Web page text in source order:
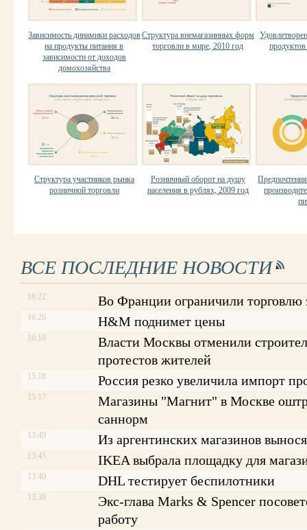
Зависимость динамики расходов
на продукты питания в
зависимости от доходов
домохозяйства
Структура внемагазинных форм
торговли в мире, 2010 год
Структура участников рынка
розничной торговли
Розничный оборот на душу
населения в рублях, 2009 год
ВСЕ ПОСЛЕДНИЕ НОВОСТИ
16:22 Во Франции ограничили торговлю
16:20 H&M поднимет цены
16:18
Власти Москвы отменили
протестов жителей
15:18 Россия резко увеличила импорт
15:17
Магазины "Магнит" в Москве
саннорм
13:49 Из аргентинских магазинов
13:45 IKEA выбрала площадку для
13:40 DHL тестирует беспилотники
13:38
Экс-глава Marks & Spencer
работу